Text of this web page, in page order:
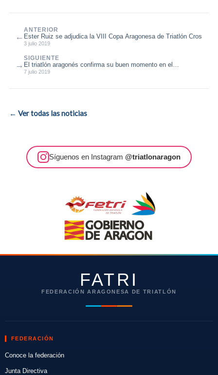
←
ANTERIOR
Ester Ruiz se adjudica la VIII Copa Aragonesa de Triatlón Cros
3 julio 2019
SIGUIENTE
El triatlón aragonés confirma su buen momento en el
Campeonato de España de Auto...
7 julio 2019
→
← Ver todas las noticias
Síguenos en Instagram @triatlonaragon
FATRI
FEDERACIÓN ARAGONESA DE TRIATLÓN
FEDERACIÓN
Conoce la federación
Junta Directiva